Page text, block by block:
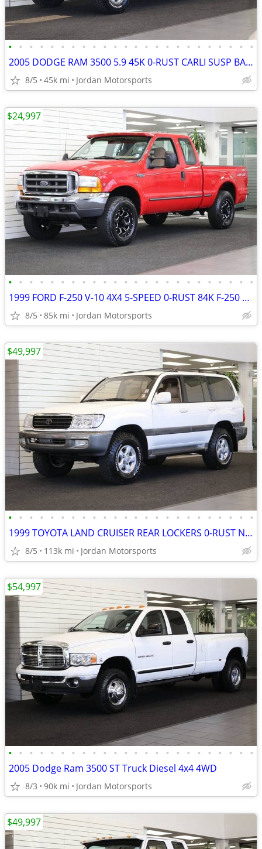
• • • • • • • • • • • • • • • • • • • • • • • •
2005 DODGE RAM 3500 5.9 45K 0-RUST CARLI SUSP BANKS PKG 2500 2006 2007
8/5 45k mi Jordan Motorsports
• • • • • • • • • • • • • • • • • • • • • • • •
1999 FORD F-250 V-10 4X4 5-SPEED 0-RUST 84K F-250 F350 2000 2001 2002
8/5 85k mi Jordan Motorsports
$24,997
• • • • • • • • • • • • • • • • • • • • • • • •
1999 TOYOTA LAND CRUISER REAR LOCKERS 0-RUST NEW TB OME LIFT 2000 2001
8/5 113k mi Jordan Motorsports
$49,997
• • • • • • • • • • • • • • • • • • • • • • • •
2005 Dodge Ram 3500 ST Truck Diesel 4x4 4WD
8/3 90k mi Jordan Motorsports
$54,997
$49,997